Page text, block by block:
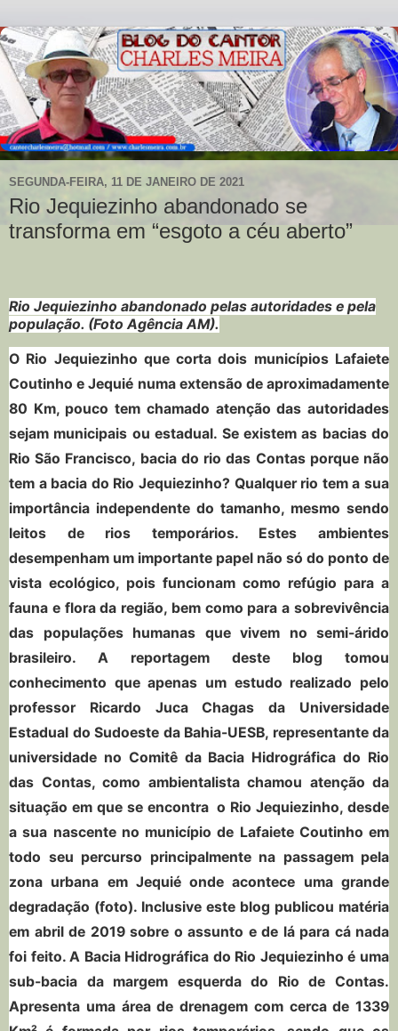
SEGUNDA-FEIRA, 11 DE JANEIRO DE 2021
Rio Jequiezinho abandonado se
transforma em “esgoto a céu aberto”
Rio Jequiezinho abandonado pelas autoridades e pela
população. (Foto Agência AM).
O Rio Jequiezinho que corta dois municípios Lafaiete
Coutinho e Jequié numa extensão de aproximadamente
80 Km, pouco tem chamado atenção das autoridades
sejam municipais ou estadual. Se existem as bacias do
Rio São Francisco, bacia do rio das Contas porque não
tem a bacia do Rio Jequiezinho? Qualquer rio tem a sua
importância independente do tamanho, mesmo sendo
leitos de rios temporários. Estes ambientes
desempenham um importante papel não só do ponto de
vista ecológico, pois funcionam como refúgio para a
fauna e flora da região, bem como para a sobrevivência
das populações humanas que vivem no semi-árido
brasileiro. A reportagem deste blog tomou
conhecimento que apenas um estudo realizado pelo
professor Ricardo Juca Chagas da Universidade
Estadual do Sudoeste da Bahia-UESB, representante da
universidade no Comitê da Bacia Hidrográfica do Rio
das Contas, como ambientalista chamou atenção da
situação em que se encontra o Rio Jequiezinho, desde
a sua nascente no município de Lafaiete Coutinho em
todo seu percurso principalmente na passagem pela
zona urbana em Jequié onde acontece uma grande
degradação (foto). Inclusive este blog publicou matéria
em abril de 2019 sobre o assunto e de lá para cá nada
foi feito. A Bacia Hidrográfica do Rio Jequiezinho é uma
sub-bacia da margem esquerda do Rio de Contas.
Apresenta uma área de drenagem com cerca de 1339